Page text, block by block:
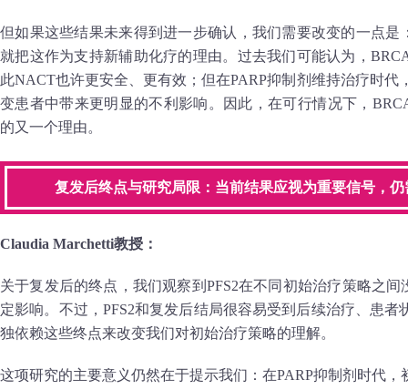
但如果这些结果未来得到进一步确认，我们需要改变的一点是
就把这作为支持新辅助化疗的理由。过去我们可能认为，
此NACT也许更安全、更有效；但在PARP抑制剂维持治疗时代
变患者中带来更明显的不利影响。因此，在可行情况下，
的又一个理由。
复发后终点与研究局限：当前结果应视为重要信号，
Claudia Marchetti教授：
关于复发后的终点，我们观察到PFS2在不同初始治疗策略之
定影响。不过，PFS2和复发后结局很容易受到后续治疗、患
独依赖这些终点来改变我们对初始治疗策略的理解。
这项研究的主要意义仍然在于提示我们：在PARP抑制剂时代